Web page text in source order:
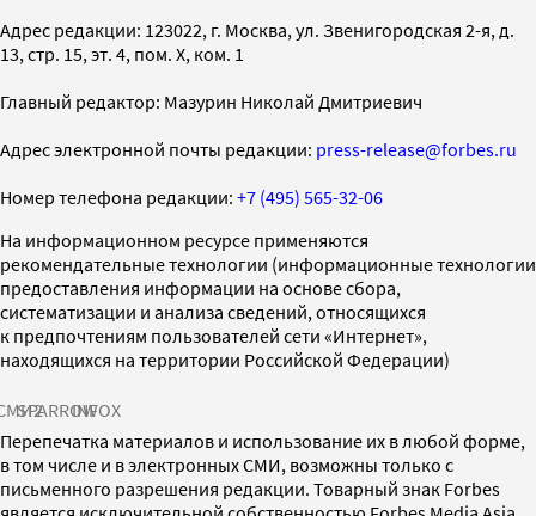
Адрес редакции: 123022, г. Москва, ул. Звенигородская 2-я, д.
13, стр. 15, эт. 4, пом. X, ком. 1
Главный редактор: Мазурин Николай Дмитриевич
Адрес электронной почты редакции: press-release@forbes.ru
Номер телефона редакции: +7 (495) 565-32-06
На информационном ресурсе применяются
рекомендательные технологии (информационные технологии
предоставления информации на основе сбора,
систематизации и анализа сведений, относящихся
к предпочтениям пользователей сети «Интернет»,
находящихся на территории Российской Федерации)
SPARROWINFOX
Перепечатка материалов и использование их в любой форме,
в том числе и в электронных СМИ, возможны только с
письменного разрешения редакции. Товарный знак Forbes